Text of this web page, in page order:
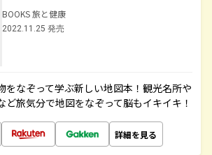
BOOKS 旅と健康
2022.11.25 発売
をなぞって学ぶ新しい地図本！観光名所や
ど旅気分で地図をなぞって脳もイキイキ！
詳細を見る